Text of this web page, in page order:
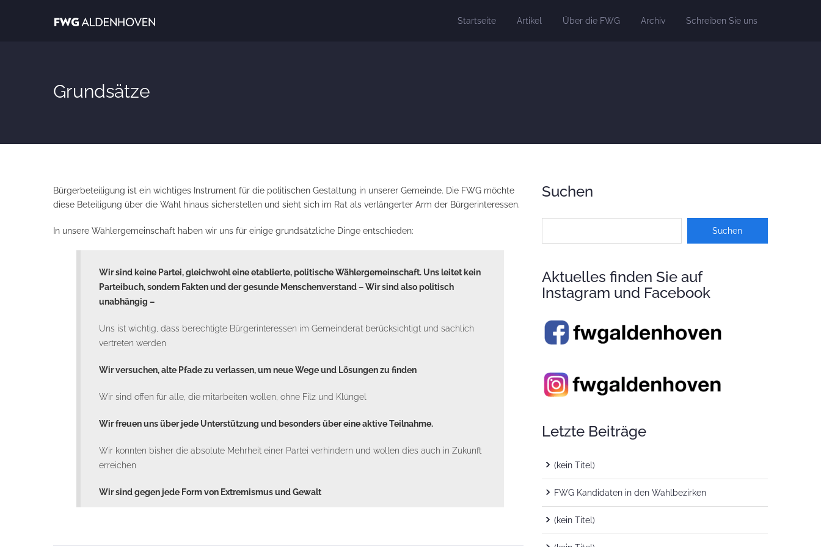
Startseite Artikel Über die FWG Archiv Schreiben Sie uns
Grundsätze
Bürgerbeteiligung ist ein wichtiges Instrument für die politischen Gestaltung in unserer Gemeinde. Die FWG möchte
diese Beteiligung über die Wahl hinaus sicherstellen und sieht sich im Rat als verlängerter Arm der Bürgerinteressen.
In unsere Wählergemeinschaft haben wir uns für einige grundsätzliche Dinge entschieden:
Wir sind keine Partei, gleichwohl eine etablierte, politische Wählergemeinschaft. Uns leitet kein
Parteibuch, sondern Fakten und der gesunde Menschenverstand – Wir sind also politisch
unabhängig –
Uns ist wichtig, dass berechtigte Bürgerinteressen im Gemeinderat berücksichtigt und sachlich
vertreten werden
Wir versuchen, alte Pfade zu verlassen, um neue Wege und Lösungen zu finden
Wir sind offen für alle, die mitarbeiten wollen, ohne Filz und Klüngel
Wir freuen uns über jede Unterstützung und besonders über eine aktive Teilnahme.
Wir konnten bisher die absolute Mehrheit einer Partei verhindern und wollen dies auch in Zukunft
erreichen
Wir sind gegen jede Form von Extremismus und Gewalt
Suchen
Aktuelles finden Sie auf
Instagram und Facebook
Letzte Beiträge
(kein Titel)
FWG Kandidaten in den Wahlbezirken
(kein Titel)